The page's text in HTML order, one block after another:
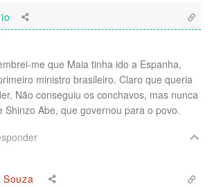
me que Maia tinha ido a Espanha,
ministro brasileiro. Claro que queria
Não conseguiu os conchavos, mas nunca
Shinzo Abe, que governou para o povo.
Souza